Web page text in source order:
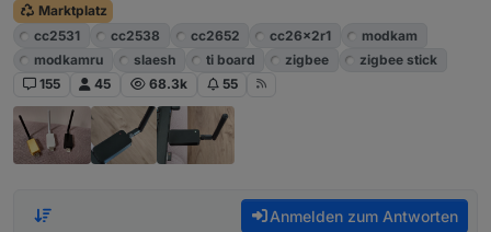
Marktplatz
cc2531
cc2538 cc2652 cc26x2r1
modkam
modkamru
slaesh ti board zigbee
zigbee stick
155
45 68.3k 55
Anmelden zum Antworten